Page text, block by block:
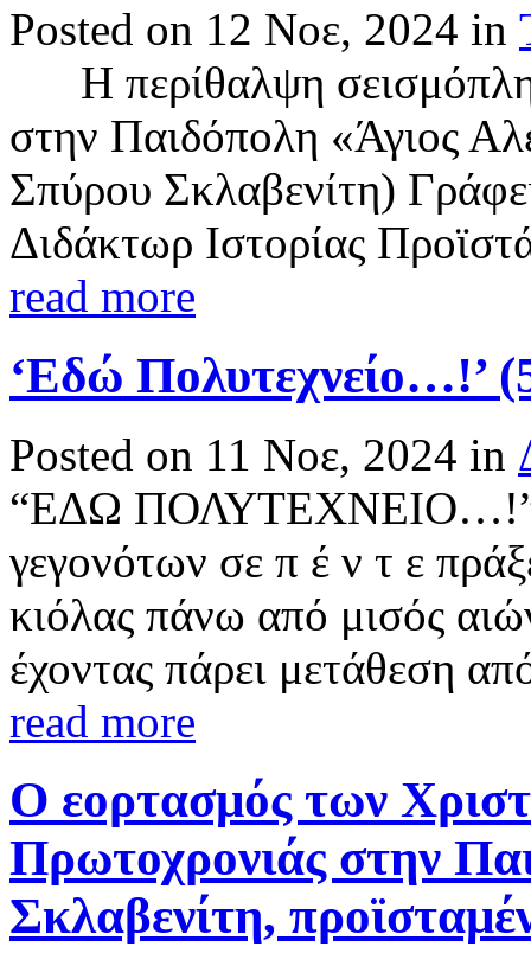
Posted on 12 Νοε, 2024 in
Η περίθαλψη
στην Παιδόπολη «Άγιος
Σπύρου Σκλαβενίτη)
Διδάκτωρ Ιστορίας
read more
‘Εδώ Πολυτεχνείο…!’
Posted on 11 Νοε, 2024 in
“ΕΔΩ ΠΟΛΥΤΕΧΝΕΙΟ…!”
γεγονότων σε π έ ν τ ε
κιόλας πάνω από μισός
έχοντας πάρει μετάθεση
read more
Ο εορτασμός των
Πρωτοχρονιάς στην
Σκλαβενίτη,